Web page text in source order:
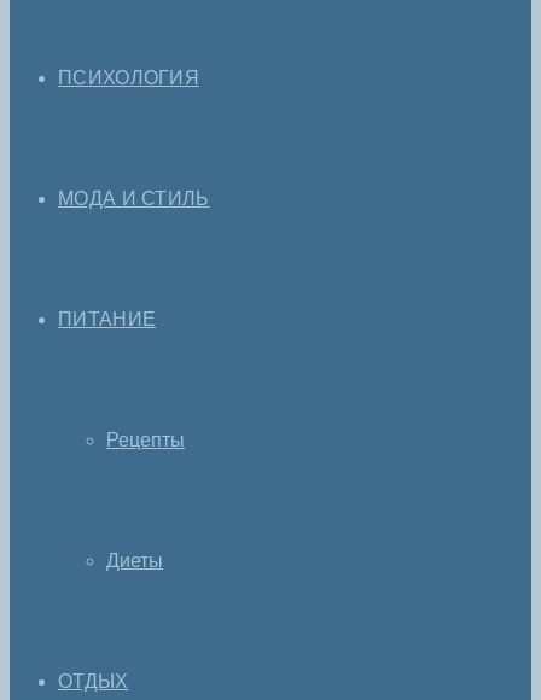
ПСИХОЛОГИЯ
МОДА И СТИЛЬ
ПИТАНИЕ
Рецепты
Диеты
ОТДЫХ